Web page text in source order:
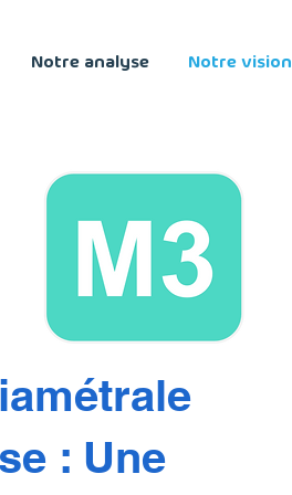
Notre analyse Notre vision
: Une